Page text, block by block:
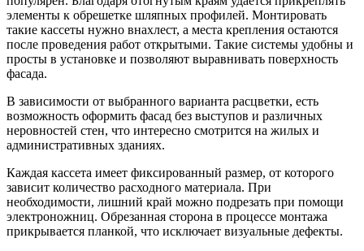
элементы к обрешетке шляпных профилей. Монтировать
такие кассеты нужно внахлест, а места крепления остаются
после проведения работ открытыми. Такие системы удобны и
просты в установке и позволяют выравнивать поверхность
фасада.
В зависимости от выбранного варианта расцветки, есть
возможность оформить фасад без выступов и различных
неровностей стен, что интересно смотрится на жилых и
административных зданиях.
Каждая кассета имеет фиксированный размер, от которого
зависит количество расходного материала. При
необходимости, лишний край можно подрезать при помощи
электроножниц. Обрезанная сторона в процессе монтажа
прикрывается планкой, что исключает визуальные дефекты.